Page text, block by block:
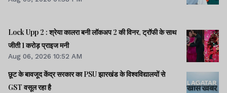
Lock Upp 2 : श्रेया कालरा बनी लॉकअप 2 की विनर, ट्रॉफी के साथ
जीती 1 करोड़ प्राइज मनी
Aug 06, 2026 10:52 AM
छूट के बावजूद केंद्र सरकार का PSU झारखंड के विश्वविद्यालयों से
GST वसूल रहा है